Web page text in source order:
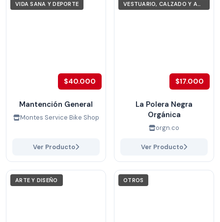
VIDA SANA Y DEPORTE
$40.000
Mantención General
Montes Service Bike Shop
Ver Producto
VESTUARIO, CALZADO Y ACCESORIOS
$17.000
La Polera Negra
Orgánica
orgn.co
Ver Producto
ARTE Y DISEÑO OTROS